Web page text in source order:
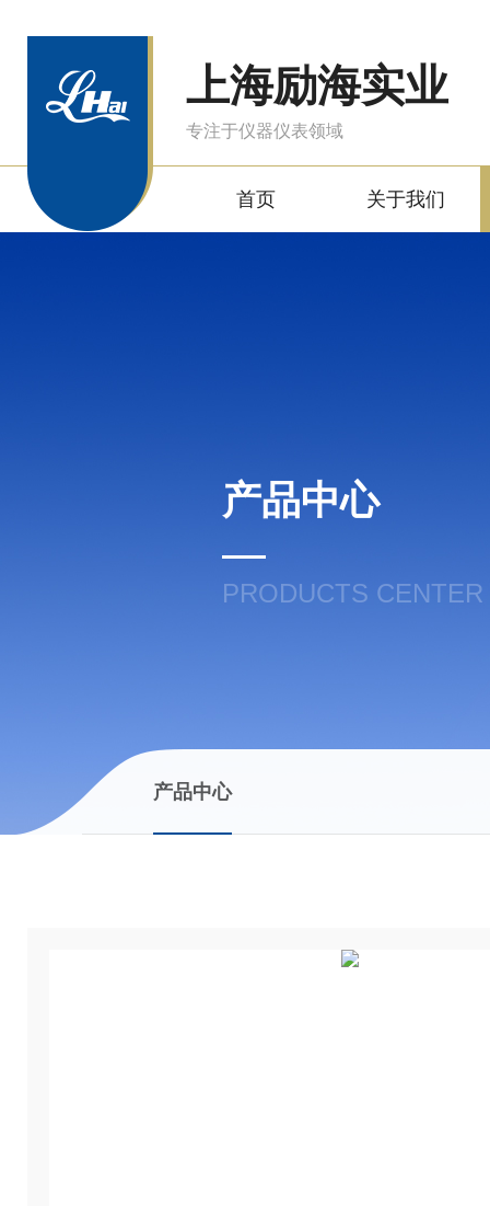
上海励海实业
专注于仪器仪表领域
首页 关于我们
产品中心
PRODUCTS CENTER
产品中心